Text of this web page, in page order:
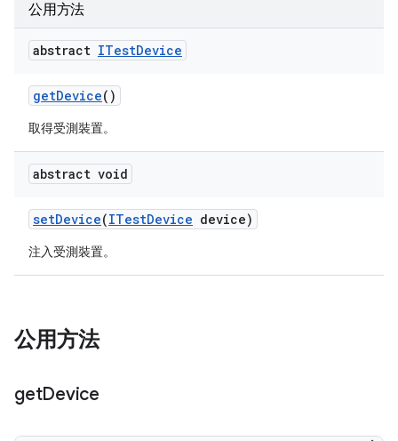
公用方法
abstract ITestDevice
getDevice()
取得受測裝置。
abstract void
setDevice(ITestDevice device)
注入受測裝置。
公用方法
getDevice